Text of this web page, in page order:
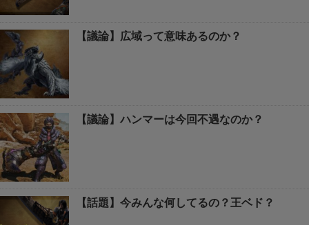
【議論】広域って意味あるのか？
【議論】ハンマーは今回不遇なのか？
【話題】今みんな何してるの？王ベド？